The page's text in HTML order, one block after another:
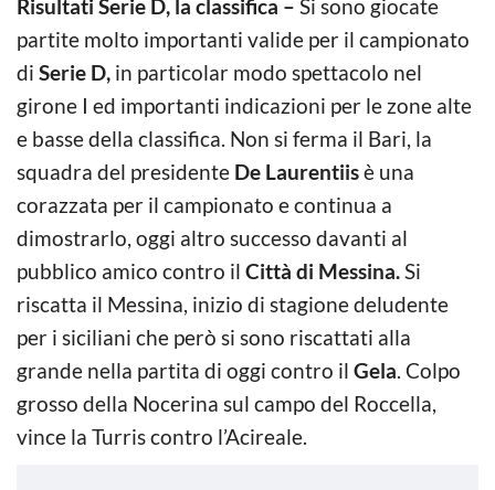
Risultati Serie D, la classifica – Si sono giocate
partite molto importanti valide per il campionato
di Serie D, in particolar modo spettacolo nel
girone I ed importanti indicazioni per le zone alte
e basse della classifica. Non si ferma il Bari, la
squadra del presidente De Laurentiisè una
corazzata per il campionato e continua a
dimostrarlo, oggi altro successo davanti al
pubblico amico contro il Città di Messina.Si
riscatta il Messina, inizio di stagione deludente
per i siciliani che però si sono riscattati alla
grande nella partita di oggi contro il Gela. Colpo
grosso della Nocerina sul campo del Roccella,
vince la Turris contro l’Acireale.